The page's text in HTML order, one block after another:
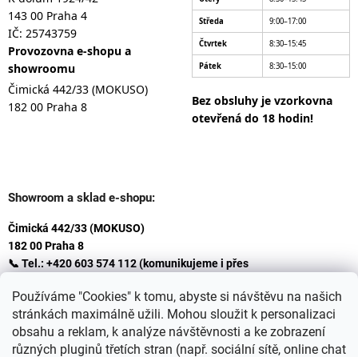
Používáme "Cookies" k tomu, abyste si návštěvu na našich
stránkách maximálně užili. Mohou sloužit k personalizaci
obsahu a reklam, k analýze návštěvnosti a ke zobrazení
různých pluginů třetích stran (např. sociální sítě, online chat
143 00 Praha 4
IČ: 25743759
Provozovna e-shopu a
showroomu
Čimická 442/33 (MOKUSO)
182 00 Praha 8
Středa 9:00–17:00
Čtvrtek 8:30–15:45
Pátek 8:30–15:00
Bez obsluhy je vzorkovna
otevřená do 18 hodin!
Showroom a sklad e-shopu:
Čimická 442/33 (MOKUSO)
182 00 Praha 8
📞 Tel.: +420 603 574 112 (komunikujeme i přes
✉️ E-mail: info@ceskakoupelna.cz